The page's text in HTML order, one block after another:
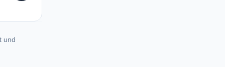
und